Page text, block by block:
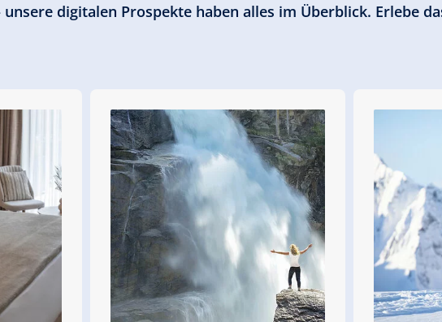
digitalen Prospekte haben alles im Überblick. Erlebe